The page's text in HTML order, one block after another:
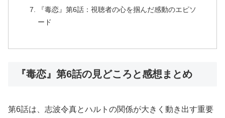
『毒恋』第6話：視聴者の心を掴んだ感動のエピソ
ード
『毒恋』第6話の見どころと感想まとめ
第6話は、志波令真とハルトの関係が大きく動き出す重要